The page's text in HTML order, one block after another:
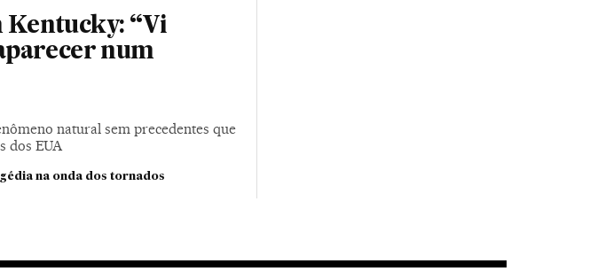
Kentucky: “Vi
num
natural sem precedentes que
dos EUA
na onda dos tornados